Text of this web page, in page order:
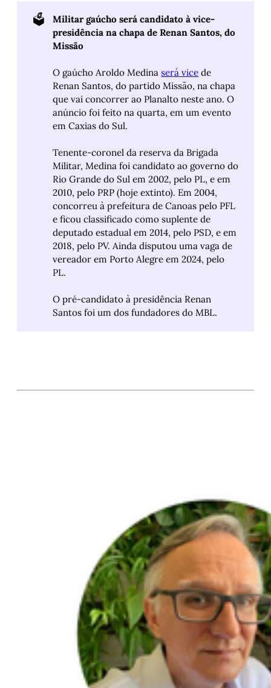
🗳️
Militar gaúcho será candidato à vice-
presidência na chapa de Renan Santos, do
Missão
O gaúcho Aroldo Medinaserá vice de
Renan Santos, do partido Missão, na chapa
que vai concorrer ao Planalto neste ano. O
anúncio foi feito na quarta, em um evento
em Caxias do Sul.
Tenente-coronel da reserva da Brigada
Militar, Medina foi candidato ao governo do
Rio Grande do Sul em 2002, pelo PL, e em
2010, pelo PRP (hoje extinto). Em 2004,
concorreu à prefeitura de Canoas pelo PFL
e ficou classificado como suplente de
deputado estadual em 2014, pelo PSD, e em
2018, pelo PV. Ainda disputou uma vaga de
vereador em Porto Alegre em 2024, pelo
PL.
O pré-candidato à presidência Renan
Santos foi um dos fundadores do MBL.